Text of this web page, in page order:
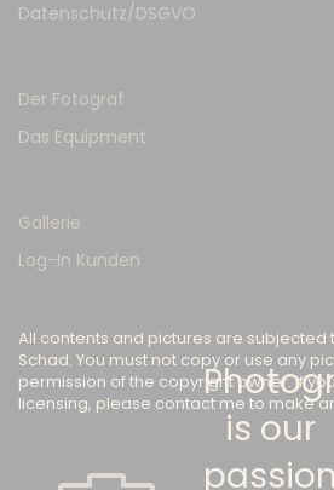
Datenschutz/DSGVO
Der Fotograf
Das Equipment
Gallerie
Log-In Kunden
All contents and pictures are subjected
Schad. You must not copy or use any
permission of the copyright owner. If
licensing, please contact me to make
is our
passion